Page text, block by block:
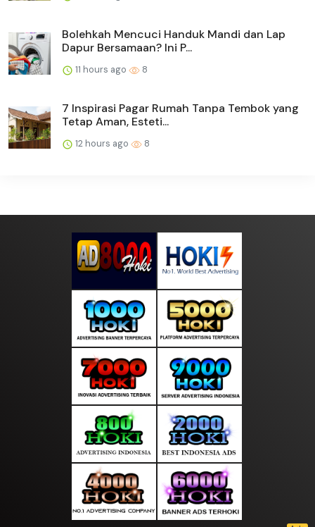
Bolehkah Mencuci Handuk Mandi dan Lap
Dapur Bersamaan? Ini P...
11 hours ago 8
7 Inspirasi Pagar Rumah Tanpa Tembok yang
Tetap Aman, Esteti...
12 hours ago 8